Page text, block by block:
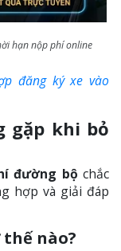
hạn nộp phí online
đăng ký xe vào
gặp khi bỏ
đường bộ chắc
hợp và giải đáp
nào?